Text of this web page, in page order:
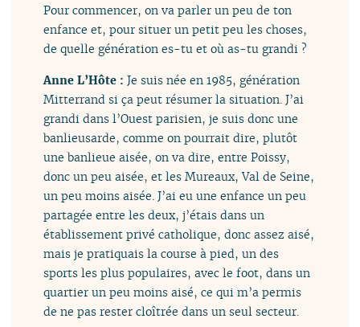
Pour commencer, on va parler un peu de ton
enfance et, pour situer un petit peu les choses,
de quelle génération es-tu et où as-tu grandi ?
Anne L’Hôte :Je suis née en 1985, génération
Mitterrand si ça peut résumer la situation. J’ai
grandi dans l’Ouest parisien, je suis donc une
banlieusarde, comme on pourrait dire, plutôt
une banlieue aisée, on va dire, entre Poissy,
donc un peu aisée, et les Mureaux, Val de Seine,
un peu moins aisée. J’ai eu une enfance un peu
partagée entre les deux, j’étais dans un
établissement privé catholique, donc assez aisé,
mais je pratiquais la course à pied, un des
sports les plus populaires, avec le foot, dans un
quartier un peu moins aisé, ce qui m’a permis
de ne pas rester cloîtrée dans un seul secteur.